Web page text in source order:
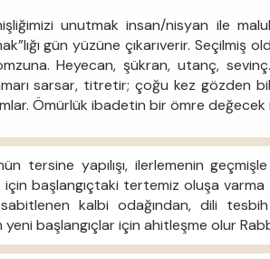
unutmak insan/nisyan ile
gün yüzüne çıkarıverir. Seçilmiş
Heyecan, şükran, utanç,
sarsar, titretir; çoğu kez gözden
Ömürlük ibadetin bir ömre değecek
tersine yapılışı, ilerlemenin geçmişle
için başlangıçtaki tertemiz oluşa varma
kalbi odağından, dili
başlangıçlar için ahitleşme olur